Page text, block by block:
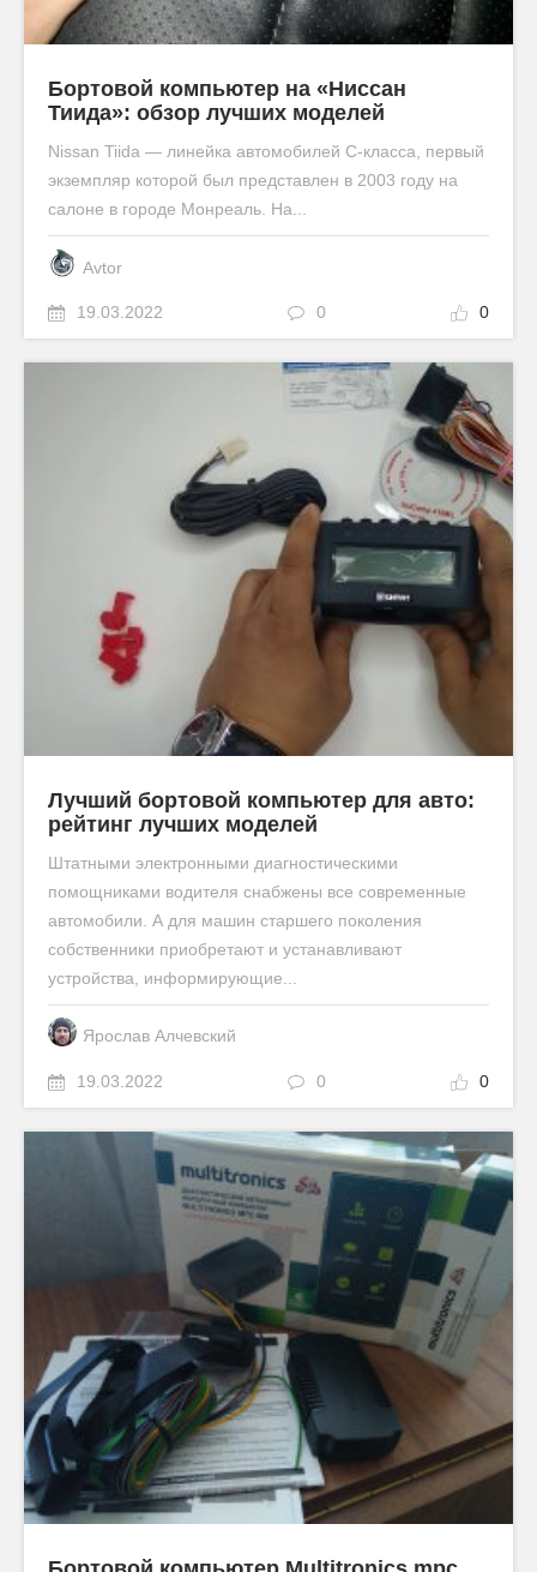
Бортовой компьютер на «Ниссан
Тиида»: обзор лучших моделей
Nissan Tiida — линейка автомобилей C-класса, первый
экземпляр которой был представлен в 2003 году на
салоне в городе Монреаль. На...
Avtor
19.03.2022 0 0
Лучший бортовой компьютер для авто:
рейтинг лучших моделей
Штатными электронными диагностическими
помощниками водителя снабжены все современные
автомобили. А для машин старшего поколения
собственники приобретают и устанавливают
устройства, информирующие...
Ярослав Алчевский
19.03.2022 0 0